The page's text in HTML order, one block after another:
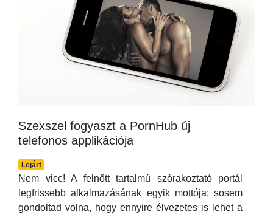
Szexszel fogyaszt a PornHub új
telefonos applikációja
Lejárt
Nem vicc! A felnőtt tartalmú szórakoztató portál
legfrissebb alkalmazásának egyik mottója: sosem
gondoltad volna, hogy ennyire élvezetes is lehet a